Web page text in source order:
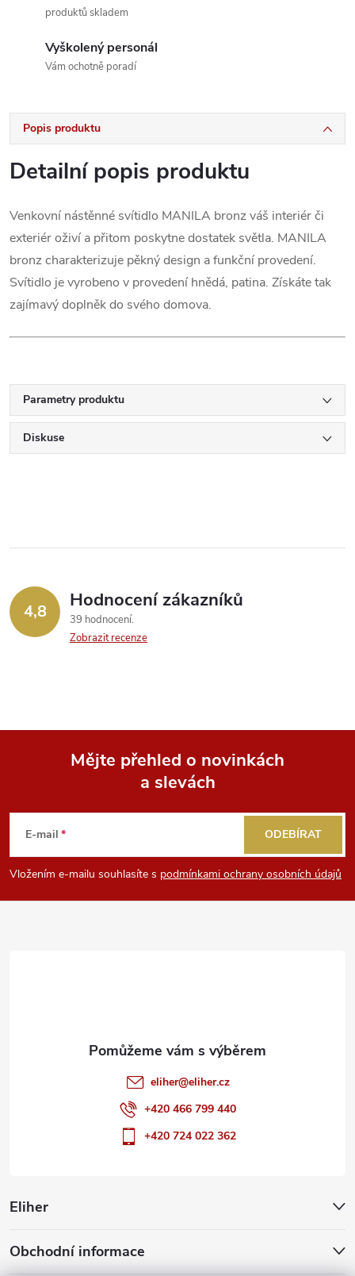
produktů skladem
Vyškolený personál
Vám ochotně poradí
Popis produktu
Detailní popis produktu
Venkovní nástěnné svítidlo MANILA bronz váš interiér či
exteriér oživí a přitom poskytne dostatek světla. MANILA
bronz charakterizuje pěkný design a funkční provedení.
Svítidlo je vyrobeno v provedení hnědá, patina. Získáte tak
zajímavý doplněk do svého domova.
Parametry produktu
Diskuse
4,8 Hodnocení zákazníků
39 hodnocení
Zobrazit recenze
p
a
Mějte přehled o novinkách
a slevách
E-mail
Vložením e-mailu souhlasíte s podmínkami ochrany osobních údajů
ODEBÍRAT
Eliher
Obchodní informace
eliher@eliher.cz
+420 466 799 440
+420 724 022 362